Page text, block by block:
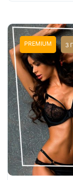
PREMIUM 3